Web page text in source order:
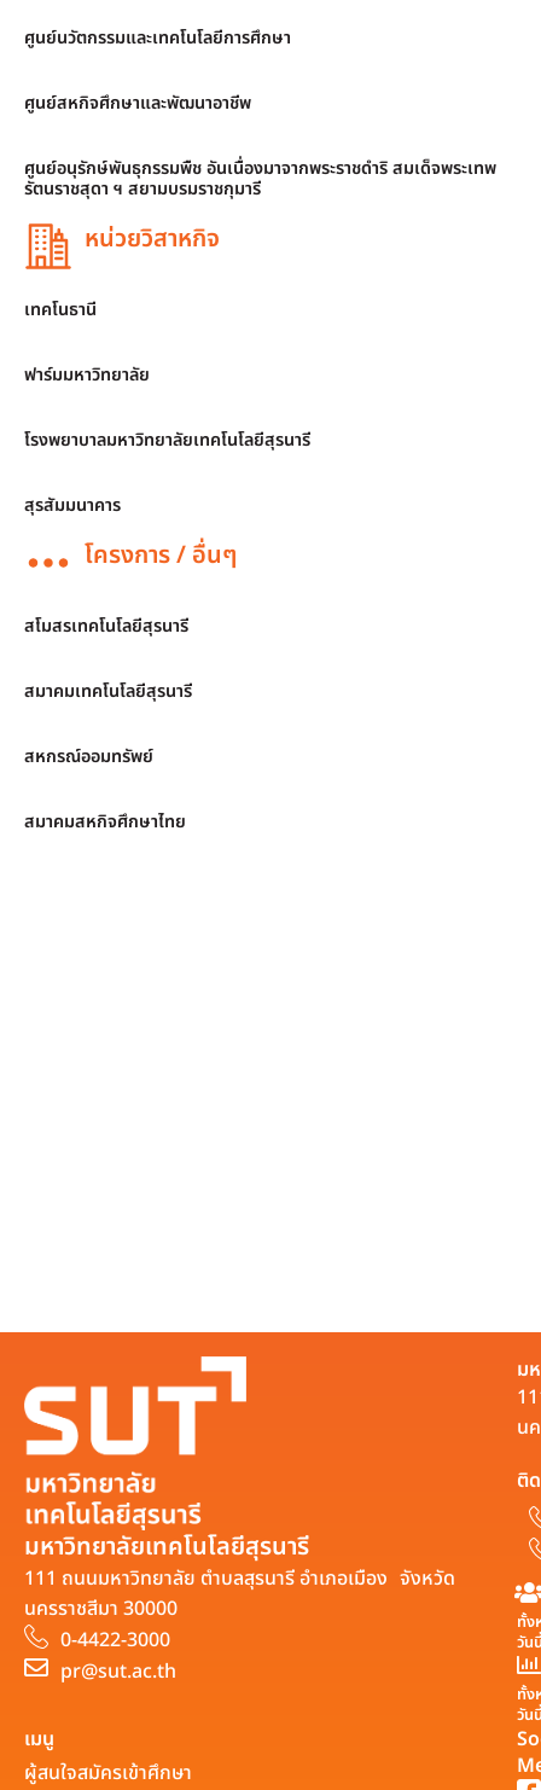
ศูนย์นวัตกรรมและเทคโนโลยีการศึกษา
ศูนย์สหกิจศึกษาและพัฒนาอาชีพ
ศูนย์อนุรักษ์พันธุกรรมพืช อันเนื่องมาจากพระราชดำริ สมเด็จพระเทพ
รัตนราชสุดา ฯ สยามบรมราชกุมารี
หน่วยวิสาหกิจ
เทคโนธานี
ฟาร์มมหาวิทยาลัย
โรงพยาบาลมหาวิทยาลัยเทคโนโลยีสุรนารี
สุรสัมมนาคาร
โครงการ / อื่นๆ
สโมสรเทคโนโลยีสุรนารี
สมาคมเทคโนโลยีสุรนารี
สหกรณ์ออมทรัพย์
สมาคมสหกิจศึกษาไทย
มหาวิทยาลัยเทคโนโลยีสุรนารี
111 ถนนมหาวิทยาลัย ตำบลสุรนารี อำเภอเมือง จังหวัด
นครราชสีมา 30000
0-4422-3000
pr@sut.ac.th
ม
น
ติ
ทั้ง
วัน
ทั้ง
วัน
เมนู
ผู้สนใจสมัครเข้าศึกษา